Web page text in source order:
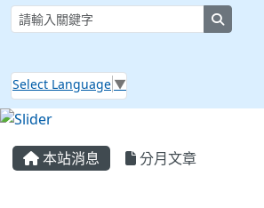
Select Language ▼
本站消息 分月文章